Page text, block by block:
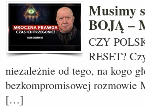
Musimy
BOJĄ –
CZY
RESET?
niezależnie od tego, na kogo
bezkompromisowej rozmowie
[…]